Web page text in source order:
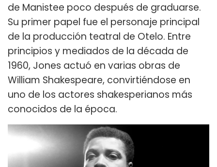
de Manistee poco después de graduarse.
Su primer papel fue el personaje principal
de la producción teatral de Otelo. Entre
principios y mediados de la década de
1960, Jones actuó en varias obras de
William Shakespeare, convirtiéndose en
uno de los actores shakesperianos más
conocidos de la época.